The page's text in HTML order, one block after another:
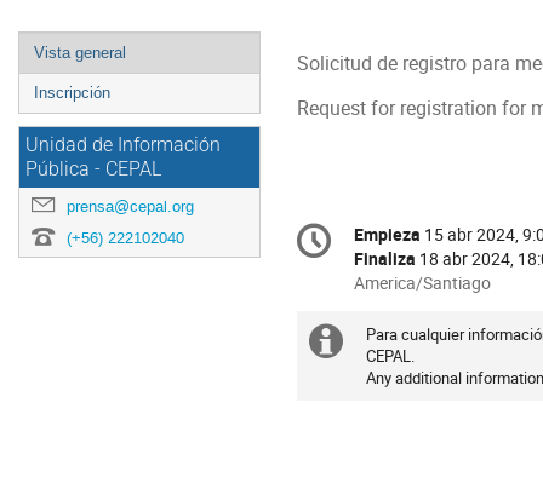
Event
menu
Vista general
Inscripción
Unidad de Información
Pública - CEPAL
prensa@cepal.org
(+56) 222102040
Solicitud de registro para
Request for registration for
Conference
information
Fecha/Hora
Empieza 15 abr 2024,
Finaliza 18 abr 2024,
All
are
in
America/Santiago
America/Santiago
Información
extra
Para cualquier
CEPAL.
Any additional